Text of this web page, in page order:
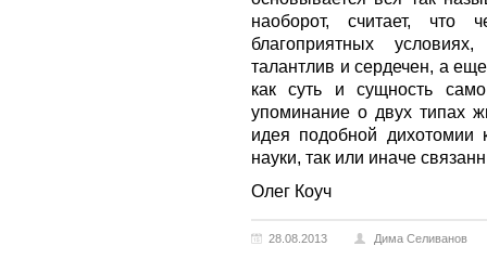
наоборот, считает,
благоприятных
талантлив и сердечен, а
как суть и сущность
упоминание о двух типах
идея подобной дихотомии
науки, так или иначе
Олег Коуч
28.08.2013 Дима Селиванов